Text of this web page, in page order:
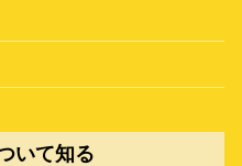
いて知る